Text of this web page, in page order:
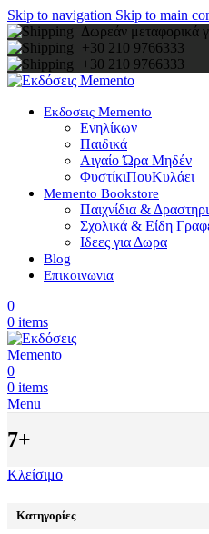
Skip to navigation Skip to main
Δωρεάν μεταφορικά
+30 210 9766333
+30 210 9766333
Εκδοσεις Memento
Ενηλίκων
Παιδικά
Αιγαίο Ώρα Μηδέν
ΦυστίκιΠουΚυλάει
Memento Bookstore
Παιχνίδια &
Σχολικά & Είδη
Ιδεες για Δωρα
Blog
Επικοινωνια
0
0 items
0
0 items
Menu
7+
Κλείσιμο
Κατηγορίες